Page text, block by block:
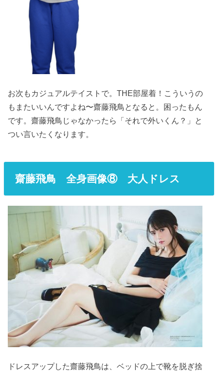
お次もカジュアルテイストで。THE部屋着！こういうの
もまたいいんですよね〜齋藤飛鳥となると。困ったもん
です。齋藤飛鳥じゃなかったら「それで外いくん？」と
つい言いたくなります。
齋藤飛鳥 全身画像⑧ 大人ドレス
ドレスアップした齋藤飛鳥は、ベッドの上で靴を脱ぎ捨